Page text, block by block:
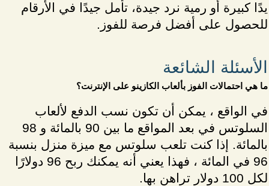
يدًا كبيرة أو رمية نرد جيدة، تأمل جيدًا في الأرقام
للحصول على أفضل فرصة للفوز.
الأسئلة الشائعة
ما هي احتمالات الفوز بألعاب الكازينو على الإنترنت؟
في الواقع ، يمكن أن تكون نسب الدفع لألعاب
السلوتس في بعد المواقع ما بين 90 بالمائة و 98
بالمائة. إذا كنت تلعب سلوتس مع ميزة منزل بنسبة
96 في المائة ، فهذا يعني أنه يمكنك ربح 96 دولارًا
لكل 100 دولار تراهن بها.